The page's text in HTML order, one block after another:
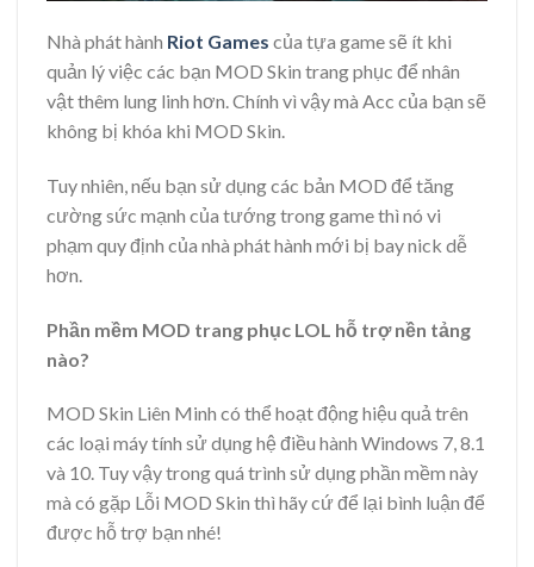
Nhà phát hành Riot Games của tựa game sẽ ít khi
quản lý việc các bạn MOD Skin trang phục để nhân
vật thêm lung linh hơn. Chính vì vậy mà Acc của bạn sẽ
không bị khóa khi MOD Skin.
Tuy nhiên, nếu bạn sử dụng các bản MOD để tăng
cường sức mạnh của tướng trong game thì nó vi
phạm quy định của nhà phát hành mới bị bay nick dễ
hơn.
Phần mềm MOD trang phục LOL hỗ trợ nền tảng
nào?
MOD Skin Liên Minh có thể hoạt động hiệu quả trên
các loại máy tính sử dụng hệ điều hành Windows 7, 8.1
và 10. Tuy vậy trong quá trình sử dụng phần mềm này
mà có gặp Lỗi MOD Skin thì hãy cứ để lại bình luận để
được hỗ trợ bạn nhé!